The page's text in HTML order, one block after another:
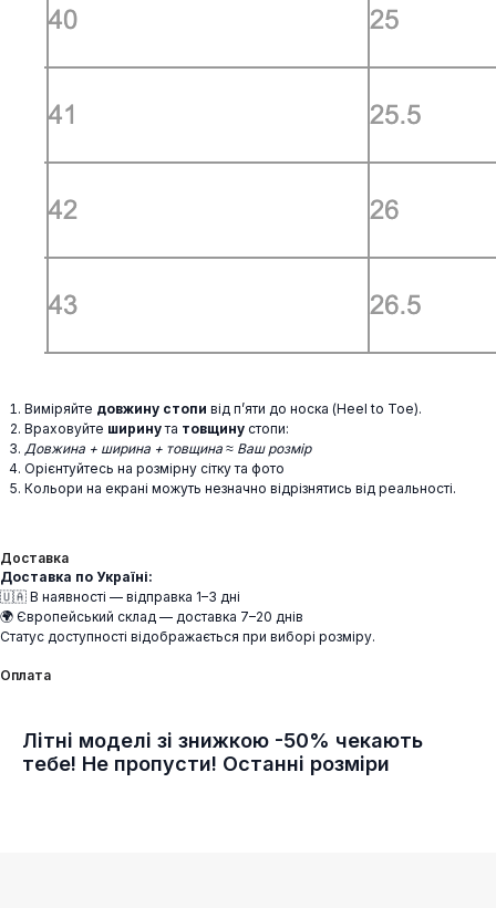
Виміряйте довжину стопи від п’яти до носка (Heel to Toe).
Враховуйте ширинута товщину стопи:
Довжина + ширина + товщина ≈ Ваш розмір
Орієнтуйтесь на розмірну сітку та фото
Кольори на екрані можуть незначно відрізнятись від реальності.
Доставка
Доставка по Україні:
🇺🇦 В наявності — відправка 1–3 дні
🌍 Європейський склад — доставка 7–20 днів
Статус доступності відображається при виборі розміру.
Оплата
Літні моделі зі знижкою -50% чекають
тебе! Не пропусти! Останні розміри